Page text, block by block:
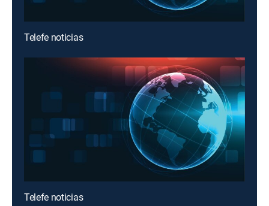
Telefe noticias
Telefe noticias